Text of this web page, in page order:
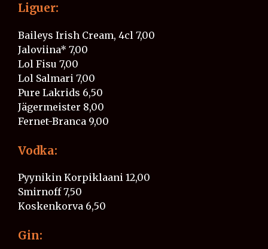
Liguer:
Baileys Irish Cream, 4cl 7,00
Jaloviina*​​​​​ 7,00
Lol Fisu​​​​​​​​ 7,00
Lol Salmari​​​​​​​ 7,00
Pure Lakrids​​​​​​​ 6,50
Jägermeister​​​​​​​ 8,00
Fernet-Branca​​​​​​​ 9,00
Vodka:
Pyynikin Korpiklaani​​​​​​ 12,00
Smirnoff​​​​​​​​ 7,50
Koskenkorva​​​​​​​ 6,50
Gin: